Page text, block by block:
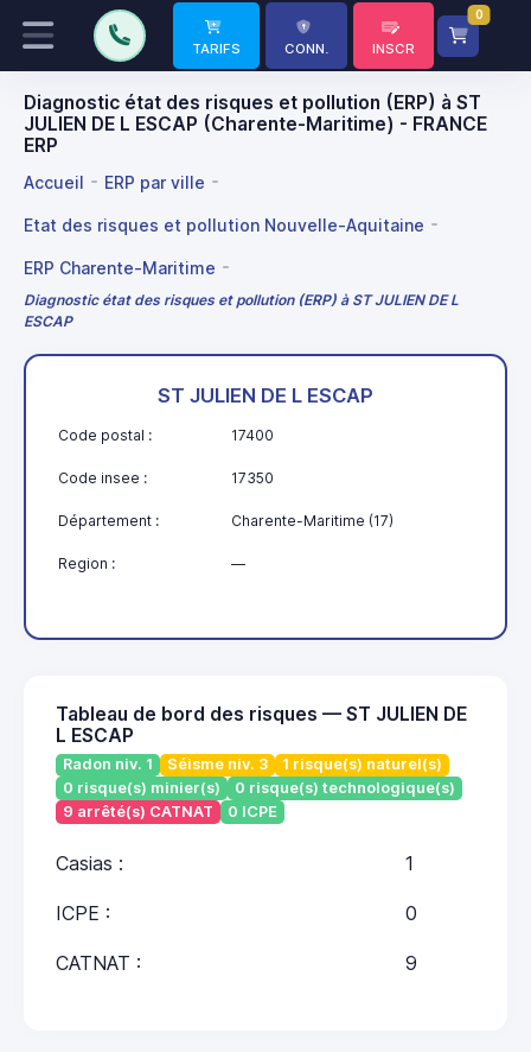
TARIFS CONN. INSCR
0
Diagnostic état des risques et pollution (ERP) à ST
JULIEN DE L ESCAP (Charente-Maritime) - FRANCE
ERP
Accueil ERP par ville
Etat des risques et pollution Nouvelle-Aquitaine
ERP Charente-Maritime
Diagnostic état des risques et pollution (ERP) à ST JULIEN DE L
ESCAP
ST JULIEN DE L ESCAP
Code postal : 17400
Code insee : 17350
Département : Charente-Maritime (17)
Region : —
Tableau de bord des risques — ST JULIEN DE
L ESCAP
Radon niv. 1 Séisme niv. 3
1 risque(s) naturel(s)
0 risque(s) minier(s)
0 risque(s) technologique(s)
9 arrêté(s) CATNAT
0 ICPE
Casias : 1
ICPE : 0
CATNAT : 9